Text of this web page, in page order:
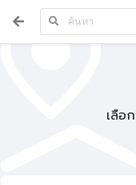
เลือ